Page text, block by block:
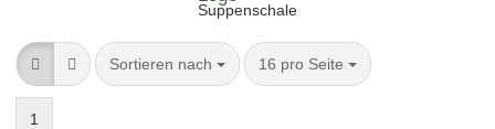
Suppenschale
Sortieren nach
Sortieren nach 16 pro Seite
pro Seite
1